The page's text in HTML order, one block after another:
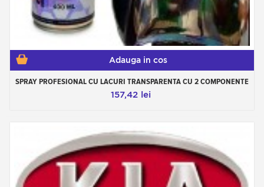
Adauga in cos
SPRAY PROFESIONAL CU LACURI TRANSPARENTA CU 2 COMPONENTE
157,42 lei